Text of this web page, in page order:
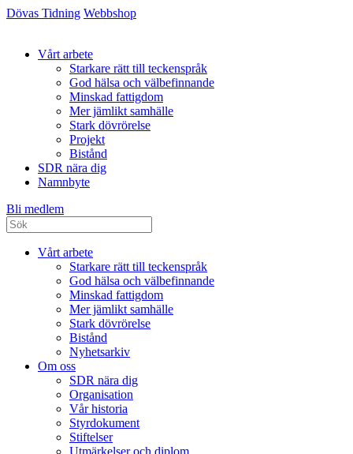
Dövas Tidning Webbshop
Vårt arbete
Starkare rätt till teckenspråk
God hälsa och välbefinnande
Minskad fattigdom
Mer jämlikt samhälle
Stark dövrörelse
Projekt
Bistånd
SDR nära dig
Namnbyte
Bli medlem
Vårt arbete
Starkare rätt till teckenspråk
God hälsa och välbefinnande
Minskad fattigdom
Mer jämlikt samhälle
Stark dövrörelse
Bistånd
Nyhetsarkiv
Om oss
SDR nära dig
Organisation
Vår historia
Styrdokument
Stiftelser
Utmärkelser och diplom